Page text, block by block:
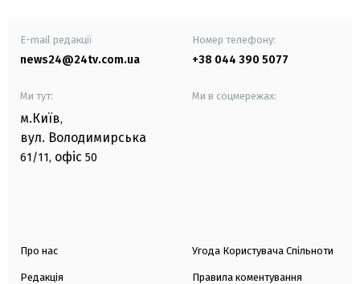
E-mail редакції
news24@24tv.com.ua
Номер телефону:
+38 044 390 5077
Ми тут:
м.Київ,
вул. Володимирська
61/11, офіс 50
Ми в соцмережах:
Про нас
Редакція
Угода Користувача Спільноти
Правила коментування